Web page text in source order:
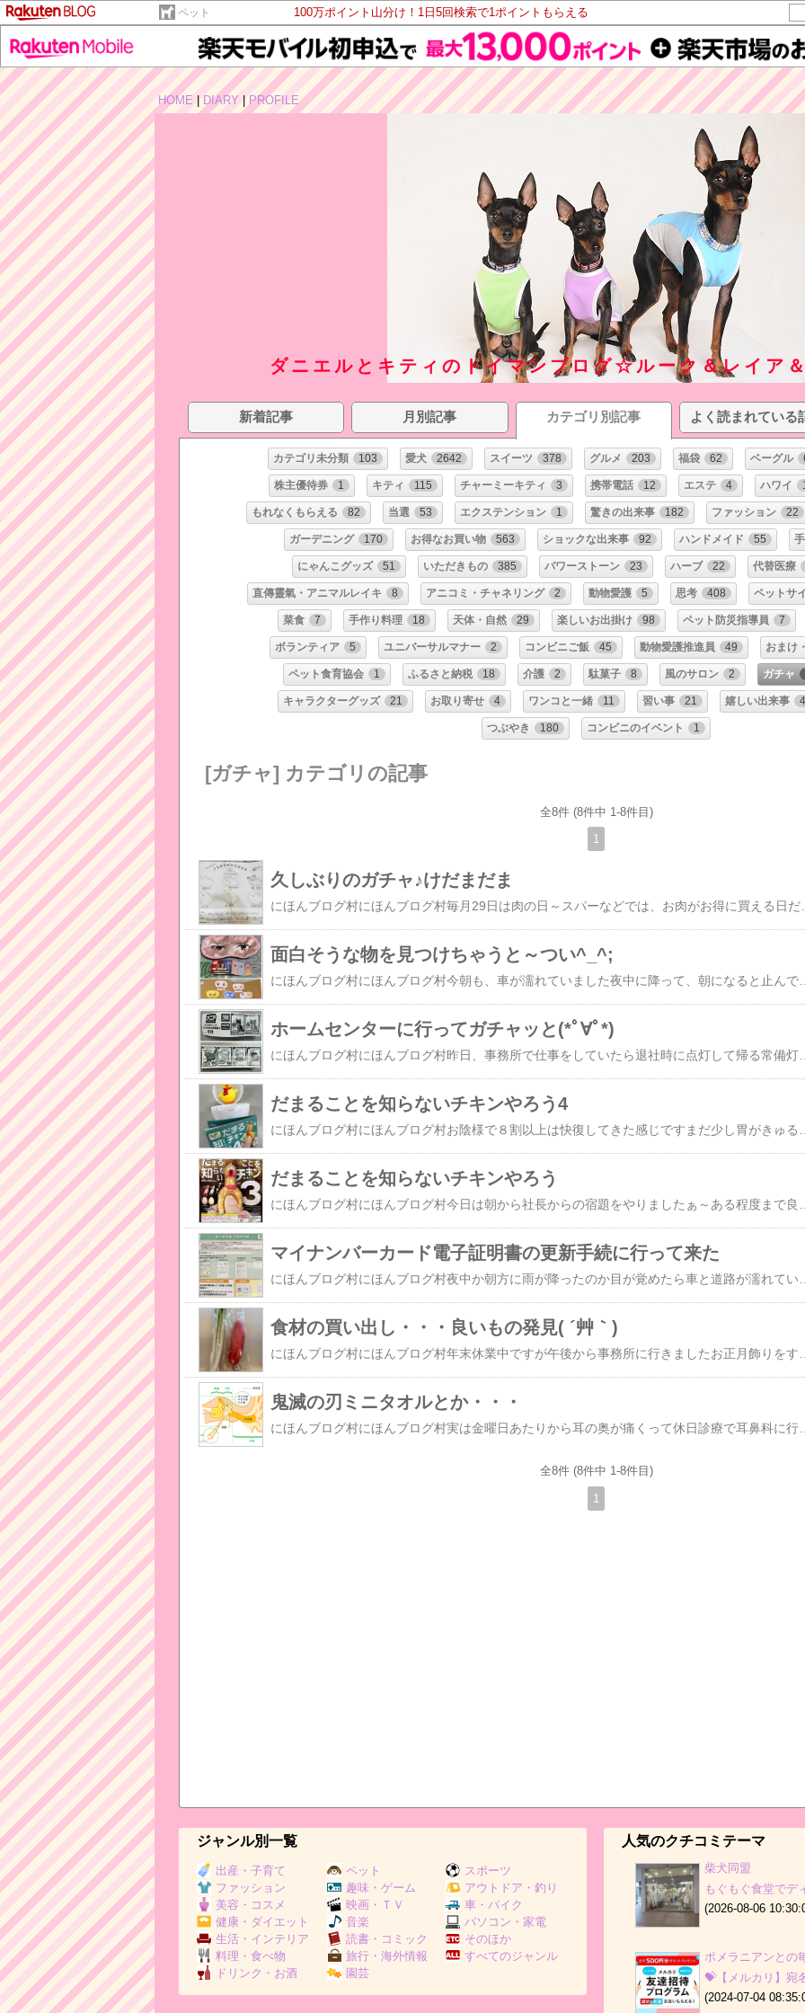
ペット 100万ポイント山分け！1日5回検索で1ポイントもらえる
HOME
DIARY PROFILE
ダニエルとキティのトイマンブログ☆ルーク＆レイア
新着記事 月別記事 カテゴリ別記事 よく読まれている
カテゴリ未分類 103 愛犬 2642 スイーツ 378 グルメ 203 福袋 62 ベーグル
株主優待券 1 キティ 115 チャーミーキティ 3 携帯電話 12 エステ 4 ハワイ
もれなくもらえる 82 当選 53 エクステンション 1 驚きの出来事 182 ファッション 22
ガーデニング 170 お得なお買い物 563 ショックな出来事 92 ハンドメイド 55
にゃんこグッズ 51 いただきもの 385 パワーストーン 23 ハーブ 22 代替医療
直傳靈氣・アニマルレイキ 8 アニコミ・チャネリング 2 動物愛護 5 思考 408 ペットサ
菜食 7 手作り料理 18 天体・自然 29 楽しいお出掛け 98 ペット防災指導員 7
ボランティア 5 ユニバーサルマナー 2 コンビニご飯 45 動物愛護推進員 49 おまけ
ペット食育協会 1 ふるさと納税 18 介護 2 駄菓子 8 風のサロン 2 ガチャ
キャラクターグッズ 21 お取り寄せ 4 ワンコと一緒 11 習い事 21 嬉しい出来事 4
つぶやき 180 コンビニのイベント 1
[ガチャ] カテゴリの記事
全8件 (8件中 1-8件目)
1
久しぶりのガチャ♪けだまだま
にほんブログ村にほんブログ村毎月29日は肉の日～スパーなどでは、お肉がお得に買える日だったりしますね牛肉は苦手なので、今日は豚バラ肉と鶏せせり肉を買いました。寒い季節は、鍋物やシチューが食べたくなりますクリームシチューの素を籠に入れ鍋の素も良いモノがあるかなと探してみましたが美味しそうな商品はニンニクが入っているのが多いですね。最近は、ニンニクに弱くなって来ているので諦めました冷蔵庫に残っていた野菜と豆腐を使い味付けは、秋田のだし醤油とか色々入れ込み自力で鶏せせり肉で寄せ鍋にしましたよダニエル好みの味になったようで、美味しいと食べていました具と汁は少し残っているので明日の夜は、煮込みうどんにアレンジして食べる予定そして、スーパーの入口にあるガチャ。久しぶりに面白いものを見つけたのでチャレンジ～「うちの子のけだまだま」のワンコバージョン。これ、にゃんこ用もあるんですよね。ワンコ用は、丸たれみみ、三角たれみみ、チワワプードル、柴犬、ポメラニアンの6種類。「プードル」が出て来ました～ドラくんは「三角たれみみ」なんだけどね。。。下部にある穴から、爪楊枝やピンセットを使って毛を入れます。我が家のワン・・・睫毛程度の被毛なので、これをいっぱいにするのは大変おひげが抜けたら入れようかな毛糸を入れて楽しんでも良いかもね夕食後にお芋を食べたドラくん。ちぎってレイアにもあげようとすると、横取りに来るレイアは眠っていて気がつかなかったけど鼻に近づけたら～ニオイで目覚めました人気ブログランキングへ"人気ブログランキング"にポチ！っとブログ王ランキングにも参加中にほんブログ村いつも応援ありがとうございます！コメントのお返事ができないことが多いですが訪問コメントにてお返事とさせていただきますことお許しくださいm(_ _)m​●●●●格安価格! ノミダニ対策は、これ一つで問題なし♪●●●●
面白そうな物を見つけちゃうと～つい^_^;
にほんブログ村にほんブログ村今朝も、車が濡れていました夜中に降って、朝になると止んでいるのは良いですね。鉢植えに水遣りをする手間が省けます昼休み、昼食を買いに出掛けてガチャコーナーみていたら、面白い商品を発見12月発売の「ジワるおふざけアイマスク」200円です。少女漫画・イケメン・顔文字・アホ面・ねこの全5種類あったのですが～「イケメン」でした「ねこ」のが欲しかったんですけどね。これ200円なら高くはないと思える出来映えですよ。私は明るい場所でも、どこでも寝れちゃうけどねおやつは・・・110円のメイプリーズ。ほろ苦いカラメルが上に乗っている季節限定のプリンムースを買ってみました。クリームたっぷりのケーキよりもあっさりした方が好みなので、この位がちょうど良い。他にも色々な種類があるし、コスパも良いですよね。今日のワン達～レイアがひょっこり顔をだしましたマースは、奥深くまで潜っていましたしっかりベッドに寝ているルークは、久しぶりですね人気ブログランキングへ"人気ブログランキング"にポチ！っとブログ王ランキングにも参加中にほんブログ村いつも応援ありがとうございます！コメントのお返事ができないことが多いですが訪問コメントにてお返事とさせていただきますことお許しくださいm(_ _)m●●●●格安価格! ノミダニ対策は、これ一つで問題なし♪●●●●
ホームセンターに行ってガチャッと(*ﾟ∀ﾟ*)
にほんブログ村にほんブログ村昨日、事務所で仕事をしていたら退社時に点灯して帰る常備灯がチカチカし始めました。夕方に戻ってきた男性社員が「予備はあるの？」と交換すると言ってくれましたが、無かった・・・と言うことで昼休みにホームセンターまで行って来ました事務所内の直管蛍光灯は設置場所によって２種類あってグロースタータ形(FL)とラピッドスタート形(FLR)です。互換性はありませんので、グローランプが必要かどうか確認してから買わないといけません。長さは規格で決まっているので、どのメーカーでもOKですが光色は5種類に区分されています。三波長形昼白色が太陽光に近い光色ですが天井が高いし、明るくしたいので三波長形昼光色にしています。短い20Wのはどれもグロースタータ形なのでお得な２本入りのものを購入してきましたグローは在庫が２個事務所にあったので買いませんでした。１階では昼食を購入して～また、可愛いガチャ見つけちゃった～チワワのブラックタンとクリームマンチカンのグレーとホワイトハムスターのゴールデンとシャンガリアン の６種類。チワワのブラックタン狙いだったんだけど～出て来たクリームの子も可愛かったので佳きですドッグフード付きというのも良いですね事務所のカウンターに飾りました今日のワン達～ダニエルが帰宅したら、ベッドが１個窓際の陽が当たる場所に移動されていたそうです。たぶん、マースが日向ぼっこする為に動かしたのだと思います毛布にくるまって寝ているルーク。毛布に頭を突っ込んで寝ているマース。さすがにレイアもホイホイから体を出して寝ていました人気ブログランキングへ"人気ブログランキング"にポチ！っとブログ王ランキングにも参加中にほんブログ村いつも応援ありがとうございます！コメントのお返事ができないことが多いですが訪問コメントにてお返事とさせていただきますことお許しくださいm(_ _)m●●●●格安価格! ノミダニ対策は、これ一つで問題なし♪●●●●
だまることを知らないチキンやろう4
だまることを知らないチキンやろう
マイナンバーカード電子証明書の更新手続に行って来た
食材の買い出し・・・良いもの発見( ´艸｀)
鬼滅の刃ミニタオルとか・・・
にほんブログ村にほんブログ村実は金曜日あたりから耳の奥が痛くって休日診療で耳鼻科に行こうと思ったのだけど近所でやっている病院は無くって我慢していました調べてみたら事務所の近くに耳鼻科があって午前中12時まで診察してくれるようだったので今日30分早く昼休みにして行って来ました耳の中を診てもらったら見える範囲で異常は無くて鼻から排水管掃除に使うような形の長いものを入れられて薬を塗られましたそれが染みるようなら中耳炎だろうってことで・・・結果、染みて痛かった処方されたお薬は1日3回5日分。これで良くなるでしょうって事です。私は薬でアナフィラキシー反応が出るものがあるのでそれを考慮した処方です。見えない部分の痛みは不安になりますね耳鼻科のちょっと先にモールがあるので昼食等の買い物をして来ましたガチャコーナーで良いもの発見鬼滅の刃のミニタオル第2弾がありました。「煉獄杏寿郎」「冨岡義勇」「悲鳴嶼行冥」「時透無一郎」「胡蝶しのぶ」「伊黒小芭内」「宇髄天元」「不死川実弥」「甘露寺蜜璃」「藤の花の家紋」鬼殺隊を支える九つの柱と藤の花の家紋で10種類。現在のガチャ注目度ランキング1位商品です。帰りにやろうかなって思ったけど小銭が2回分あったのでとりあえずやってみました。水柱「冨岡義勇」と音柱「宇髄天元」の2枚。サイズ約20cmでしっかりとした素材の生地です。我が家はダニエルも私もハンカチはミニタオルを使うので実用的で無駄にはならないガチャです帰りに見たら・・・売り切れていた先にやっておいて良かったですこれは100円ガチャだったのでおそらくマガイモノです。でも欲しかった黒い刀だったので良しとします今日のワン達～帰宅したら何か落ちていて拾おうとしたらレイアが咥えて逃げた手に取って見たら音のなるおもちゃの笛部分。どれのかと探してみたけど見当たらずなんと・・・ドームハウスの中に隠してありました取り出してみたら頭が破れて悲惨な事にこういうことする犯犬は・・・マース洗ってから手術しなきゃと片づけていたらドーム潰してしらばっくれて寝ていました人気ブログランキングへ"人気ブログランキング"にポチ！っとブログ王ランキングにも参加中にほんブログ村いつも応援ありがとうございます！コメントのお返事ができないことが多いですが訪問コメントにてお返事とさせていただきますことお許しくださいm(_ _)mBIRDY BUNNY STOCKY KENNEL トイマン等の可愛いワンコや鳥がいます。
全8件 (8件中 1-8件目)
1
ジャンル別一覧
出産・子育て
ファッション
美容・コスメ
健康・ダイエット
生活・インテリア
料理・食べ物
ドリンク・お酒
ペット
趣味・ゲーム
映画・ＴＶ
音楽
読書・コミック
旅行・海外情報
園芸
スポーツ
アウトドア・釣り
車・バイク
パソコン・家電
そのほか
すべてのジャンル
人気のクチコミテーマ
柴犬同盟
もぐもぐ食堂でデ
(2026-08-06
ポメラニアンとの
💝【メルカリ】宛
(2024-07-04